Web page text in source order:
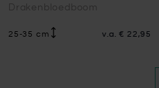
Drakenbloedboom
25-35 cm v.a. € 22,95